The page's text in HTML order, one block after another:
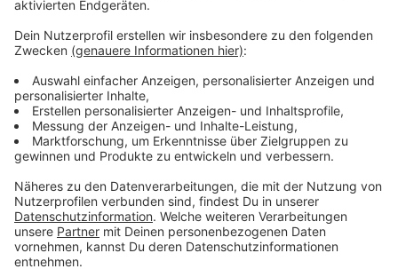
Anzeige
Zum Hintergrund:
Anzeige
Die Tat hat sich am Sonntag, 2.6, mittags gegen 13:35
Uhr ereignet.
Die beiden Männer sollen sich damals zuerst vor der
Pizzeria Haci (Kaiserstraße 117) gestritten haben.